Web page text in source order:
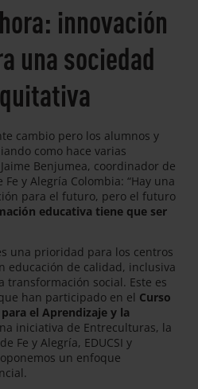
innovación
una sociedad
cambio pero los alumnos y
como hace varias
Benjumea, coordinador de
y Alegría Colombia: “Hay una
para el futuro, pero el futuro
educativa tiene que ser
una prioridad para los centros
educación de calidad, inclusiva
transformación social. Este es
han participado en el Curso
el Aprendizaje y la
iniciativa de Entreculturas, la
Fe y Alegría, EDUCSI y
un enfoque